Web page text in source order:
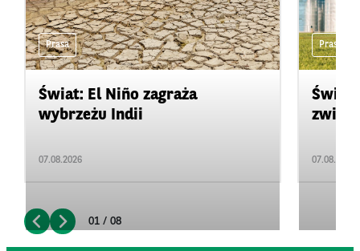
Prasa
Świat: El Niño zagraża
wybrzeżu Indii
07.08.2026
Prasa
07.08.2026
01 / 08